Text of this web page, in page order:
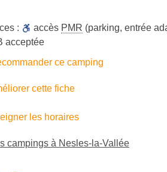
: accès PMR (parking, entrée
acceptée
ce camping
cette fiche
les horaires
campings à Nesles-la-Vallée